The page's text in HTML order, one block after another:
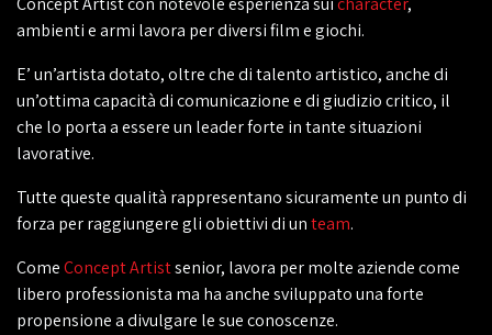
ambienti e armi lavora per diversi film e giochi.
E’ un’artista dotato, oltre che di talento artistico, anche di
un’ottima capacità di comunicazione e di giudizio critico, il
che lo porta a essere un leader forte in tante situazioni
lavorative.
Tutte queste qualità rappresentano sicuramente un punto di
forza per raggiungere gli obiettivi di unteam.
ComeConcept Artistsenior, lavora per molte aziende come
libero professionista ma ha anche sviluppato una forte
propensione a divulgare le sue conoscenze.